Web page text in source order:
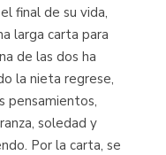
final de su vida,
larga carta para
de las dos ha
la nieta regrese,
pensamientos,
soledad y
Por la carta, se